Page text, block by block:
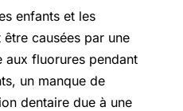
enfants et les
causées par une
aux fluorures pendant
un manque de
dentaire due à une